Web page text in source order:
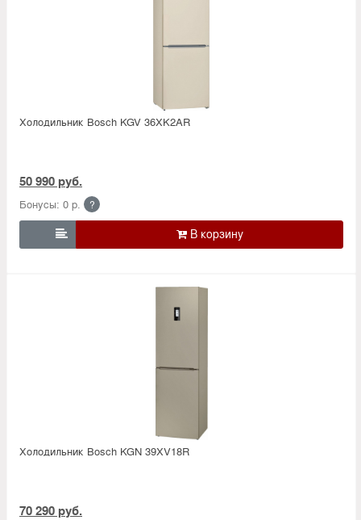
Холодильник Bosсh KGV 36XK2AR
50 990 руб.
Бонусы: 0 р. ?

Холодильник Bosсh KGN 39XV18R
70 290 руб.